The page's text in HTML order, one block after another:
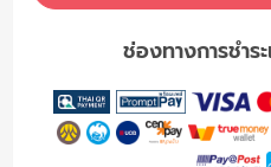
ช่องทางการชำร